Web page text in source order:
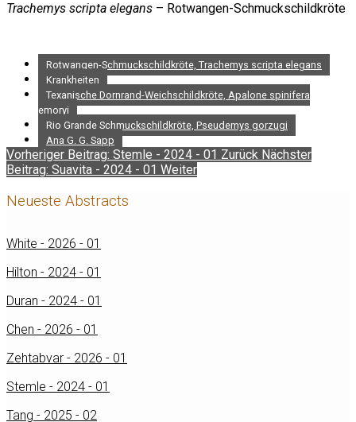
Trachemys scripta elegans – Rotwangen-Schmuckschildkröte
Rotwangen-Schmuckschildkröte, Trachemys scripta elegans
Krankheiten
Texanische Dornrand-Weichschildkröte, Apalone spinifera
emoryi
Rio Grande Schmuckschildkröte, Pseudemys gorzugi
Ana G. G. Sapp
Vorheriger Beitrag: Stemle - 2024 - 01 Zurück Nächster
Beitrag: Suavita - 2024 - 01 Weiter
Neueste Abstracts
White - 2026 - 01
Hilton - 2024 - 01
Duran - 2024 - 01
Chen - 2026 - 01
Zehtabvar - 2026 - 01
Stemle - 2024 - 01
Tang - 2025 - 02